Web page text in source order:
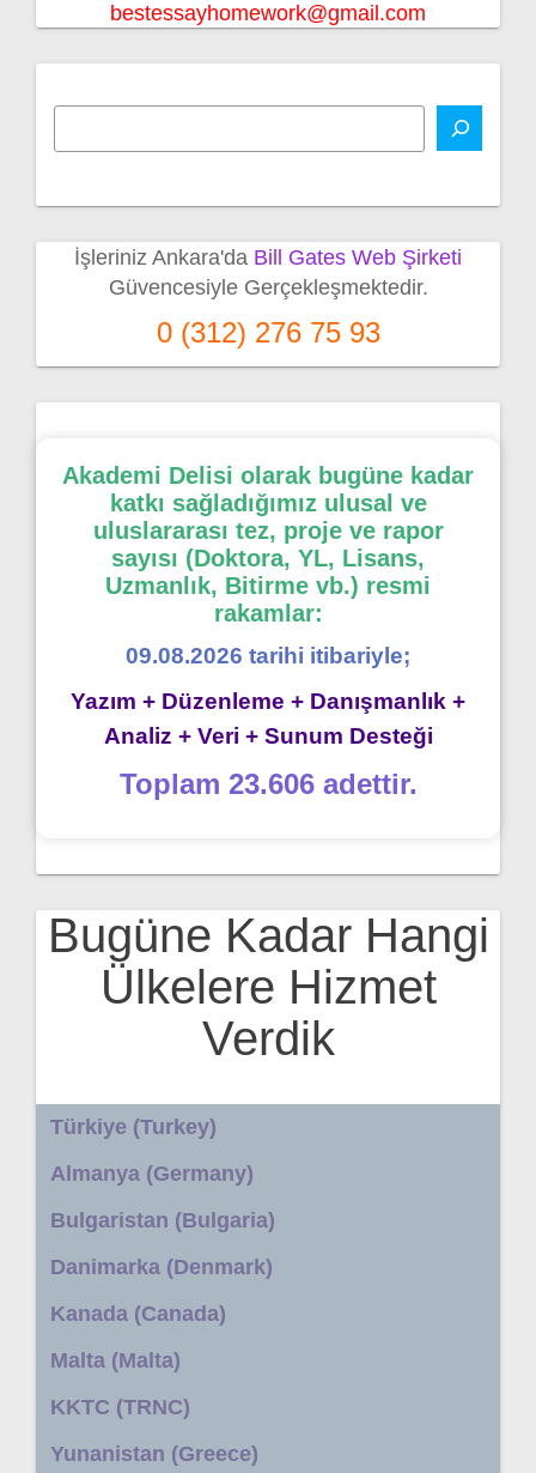
bestessayhomework@gmail.com
İşleriniz Ankara'da Bill Gates Web Şirketi
Güvencesiyle Gerçekleşmektedir.
0 (312) 276 75 93
Akademi Delisi olarak bugüne kadar
katkı sağladığımız ulusal ve
uluslararası tez, proje ve rapor
sayısı (Doktora, YL, Lisans,
Uzmanlık, Bitirme vb.) resmi
rakamlar:
09.08.2026 tarihi itibariyle;
Yazım + Düzenleme + Danışmanlık +
Analiz + Veri + Sunum Desteği
Toplam 23.606 adettir.
Bugüne Kadar Hangi
Ülkelere Hizmet
Verdik
Türkiye (Turkey)
Almanya (Germany)
Bulgaristan (Bulgaria)
Danimarka (Denmark)
Kanada (Canada)
Malta (Malta)
KKTC (TRNC)
Yunanistan (Greece)